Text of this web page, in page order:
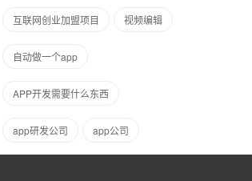
互联网创业加盟项目 视频编辑
自动做一个app
APP开发需要什么东西
app研发公司 app公司